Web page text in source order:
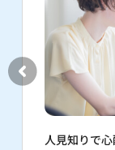
人見知りで